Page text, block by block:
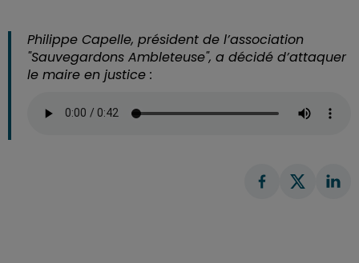
Philippe Capelle, président de l’association
"Sauvegardons Ambleteuse", a décidé d’attaquer
le maire en justice :